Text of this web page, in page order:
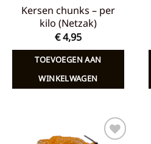
Kersen chunks – per
kilo (Netzak)
€4,95
TOEVOEGEN AAN
WINKELWAGEN